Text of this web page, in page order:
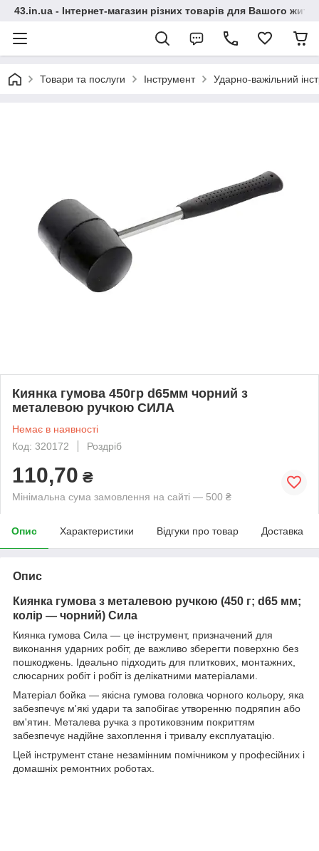
43.in.ua - Інтернет-магазин різних товарів для Вашого
Товари та послуги Інструмент Ударно-важільний
Киянка гумова 450гр d65мм чорний з
металевою ручкою СИЛА
Немає в наявності
Код: 320172
Роздріб
110,70 ₴
Мінімальна сума замовлення на сайті — 500 ₴
Опис Характеристики Відгуки про товар Доставка
Опис
Киянка гумова з металевою ручкою (450 г; d65 мм;
колір — чорний) Сила
Киянка гумова Сила — це інструмент, призначений для
виконання ударних робіт, де важливо зберегти поверхню без
пошкоджень. Ідеально підходить для плиткових, монтажних,
слюсарних робіт і робіт із делікатними матеріалами.
Матеріал бойка — якісна гумова головка чорного кольору, яка
забезпечує м'які удари та запобігає утворенню подряпин або
вм'ятин. Металева ручка з протиковзним покриттям
забезпечує надійне захоплення і тривалу експлуатацію.
Цей інструмент стане незамінним помічником у професійних і
домашніх ремонтних роботах.